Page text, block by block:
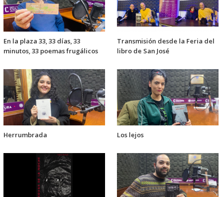
En la plaza 33, 33 días, 33
minutos, 33 poemas frugálicos
Transmisión desde la Feria del
libro de San José
Herrumbrada Los lejos